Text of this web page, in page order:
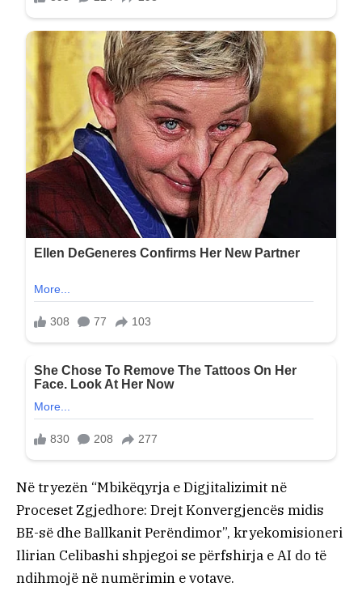
Në tryezën “Mbikëqyrja e Digjitalizimit në
Proceset Zgjedhore: Drejt Konvergjencës midis
BE-së dhe Ballkanit Perëndimor”, kryekomisioneri
Ilirian Celibashi shpjegoi se përfshirja e AI do të
ndihmojë në numërimin e votave.